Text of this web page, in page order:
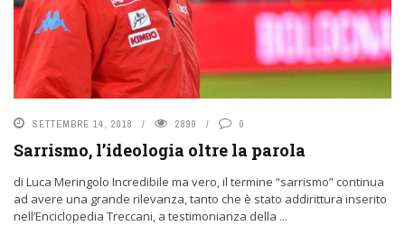
SETTEMBRE 14, 2018 2899 0
Sarrismo, l’ideologia oltre la parola
di Luca Meringolo Incredibile ma vero, il termine “sarrismo” continua
ad avere una grande rilevanza, tanto che è stato addirittura inserito
nell’Enciclopedia Treccani, a testimonianza della ...